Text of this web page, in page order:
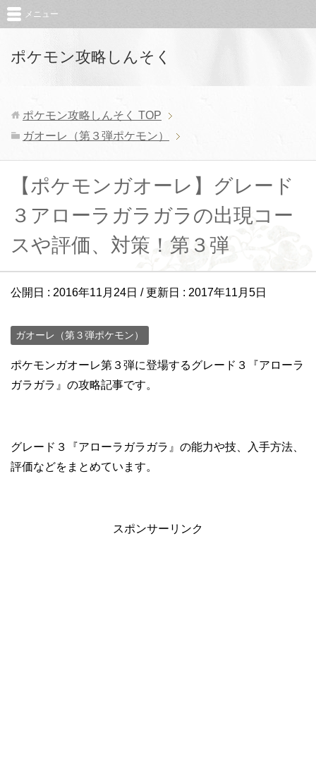
ポケモン攻略しんそく
メニュー
ポケモン攻略しんそく TOP
ガオーレ（第３弾ポケモン）
【ポケモンガオーレ】グレード
３アローラガラガラの出現コー
スや評価、対策！第３弾
公開日 : 2016年11月24日 / 更新日 : 2017年11月5日
ガオーレ（第３弾ポケモン）
ポケモンガオーレ第３弾に登場するグレード３『アローラ
ガラガラ』の攻略記事です。
グレード３『アローラガラガラ』の能力や技、入手方法、
評価などをまとめています。
スポンサーリンク